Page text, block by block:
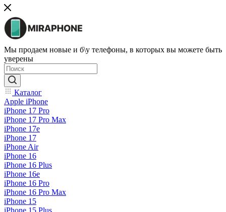
Мы продаем новые и б\у телефоны, в которых вы можете быть
уверены
Каталог
Apple iPhone
iPhone 17 Pro
iPhone 17 Pro Max
iPhone 17e
iPhone 17
iPhone Air
iPhone 16
iPhone 16 Plus
iPhone 16e
iPhone 16 Pro
iPhone 16 Pro Max
iPhone 15
iPhone 15 Plus